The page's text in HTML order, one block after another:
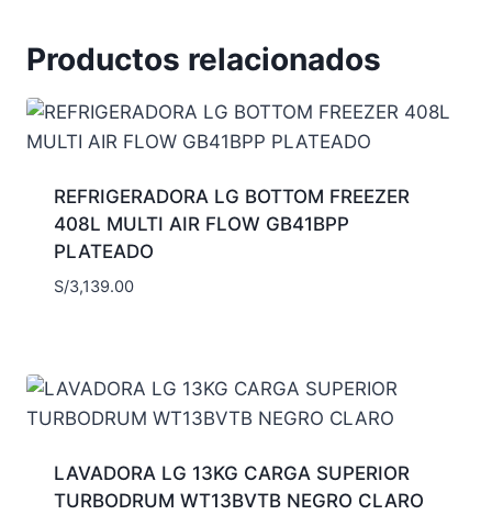
Productos relacionados
REFRIGERADORA LG BOTTOM FREEZER
408L MULTI AIR FLOW GB41BPP
PLATEADO
S/3,139.00
LAVADORA LG 13KG CARGA SUPERIOR
TURBODRUM WT13BVTB NEGRO CLARO